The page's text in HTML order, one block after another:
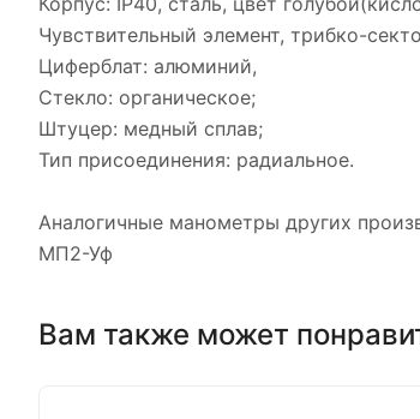
Чувствительный элемент, трибко-
Циферблат: алюминий,
Стекло: органическое;
Штуцер: медный сплав;
Тип присоединения: радиальное.
Аналогичные манометры других
МП2-Уф
Вам также может